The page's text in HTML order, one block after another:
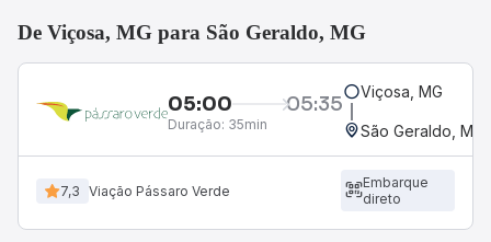
De Viçosa, MG para São Geraldo, MG
05:00 05:35
Duração: 35min
Viçosa, MG
São Geraldo, MG
7,3 Viação Pássaro Verde
Embarque
direto